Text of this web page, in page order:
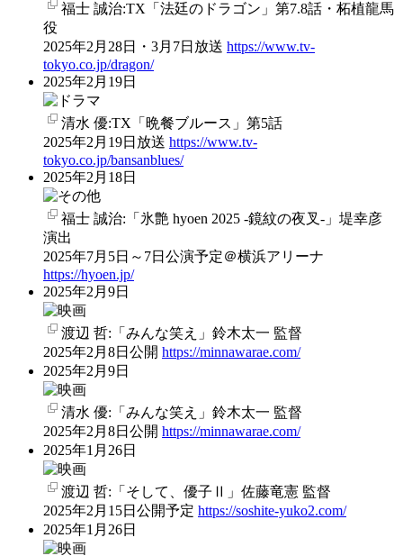
福士 誠治:TX「法廷のドラゴン」第7.8話・柘植龍馬
役
2025年2月28日・3月7日放送 https://www.tv-
tokyo.co.jp/dragon/
2025年2月19日
清水 優:TX「晩餐ブルース」第5話
2025年2月19日放送 https://www.tv-
tokyo.co.jp/bansanblues/
2025年2月18日
福士 誠治:「氷艶 hyoen 2025 -鏡紋の夜叉-」堤幸彦
演出
2025年7月5日～7日公演予定＠横浜アリーナ
https://hyoen.jp/
2025年2月9日
渡辺 哲:「みんな笑え」鈴木太一 監督
2025年2月8日公開 https://minnawarae.com/
2025年2月9日
清水 優:「みんな笑え」鈴木太一 監督
2025年2月8日公開 https://minnawarae.com/
2025年1月26日
渡辺 哲:「そして、優子Ⅱ」佐藤竜憲 監督
2025年2月15日公開予定 https://soshite-yuko2.com/
2025年1月26日